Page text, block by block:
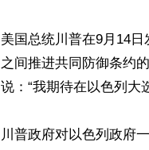
美国总统川普在9月14
之间推进共同防御条约
说：“我期待在以色列大
川普政府对以色列政府